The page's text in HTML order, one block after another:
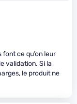
ce qu’on leur
validation. Si la
le produit ne